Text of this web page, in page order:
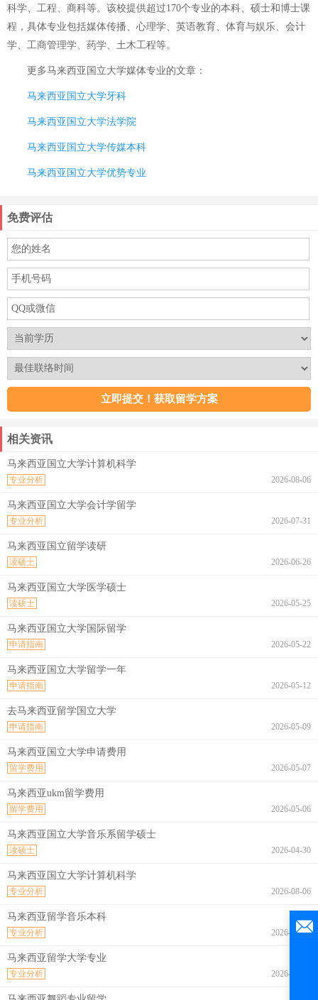
科学、工程、商科等。该校提供超过170个专业的本科、硕士和博士课
程，具体专业包括媒体传播、心理学、英语教育、体育与娱乐、会计
学、工商管理学、药学、土木工程等。
更多马来西亚国立大学媒体专业的文章：
马来西亚国立大学牙科
马来西亚国立大学法学院
马来西亚国立大学传媒本科
马来西亚国立大学优势专业
免费评估
相关资讯
马来西亚国立大学计算机科学
2026-08-06
专业分析
马来西亚国立大学会计学留学
2026-07-31
专业分析
马来西亚国立留学读研
2026-06-26
读硕士
马来西亚国立大学医学硕士
2026-05-25
读硕士
马来西亚国立大学国际留学
2026-05-22
申请指南
马来西亚国立大学留学一年
2026-05-12
申请指南
去马来西亚留学国立大学
2026-05-09
申请指南
马来西亚国立大学申请费用
2026-05-07
留学费用
马来西亚ukm留学费用
2026-05-06
留学费用
马来西亚国立大学音乐系留学硕士
2026-04-30
读硕士
马来西亚国立大学计算机科学
2026-08-06
专业分析
马来西亚留学音乐本科
2026-08-06
专业分析
马来西亚留学大学专业
2026-08-06
专业分析